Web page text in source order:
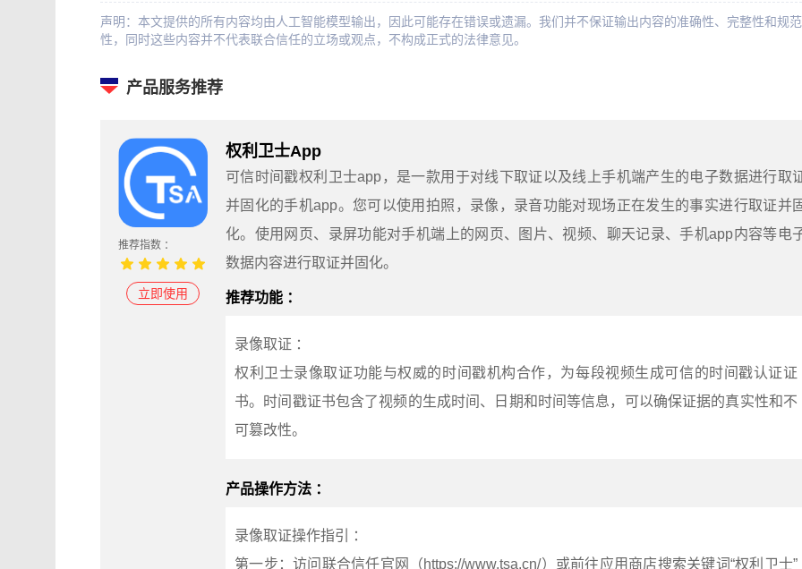
声明：本文提供的所有内容均由人工智能模型输出，因此可能存在错误或遗漏。我们并不保证输出内容的准确性、完整性和规范
性，同时这些内容并不代表联合信任的立场或观点，不构成正式的法律意见。
产品服务推荐
推荐指数 ：
立即使用
权利卫士App
可信时间戳权利卫士app，是一款用于对线下取证以及线上手机端产生的电子数据进行取
并固化的手机app。您可以使用拍照，录像，录音功能对现场正在发生的事实进行取证并
化。使用网页、录屏功能对手机端上的网页、图片、视频、聊天记录、手机app内容等电
数据内容进行取证并固化。
推荐功能 ：
录像取证 ：
权利卫士录像取证功能与权威的时间戳机构合作，为每段视频生成可信的时间戳认证证
书。时间戳证书包含了视频的生成时间、日期和时间等信息，可以确保证据的真实性和不
可篡改性。
产品操作方法 ：
录像取证操作指引 ：
第一步：访问联合信任官网（https://www.tsa.cn/）或前往应用商店搜索关键词“权利卫士”